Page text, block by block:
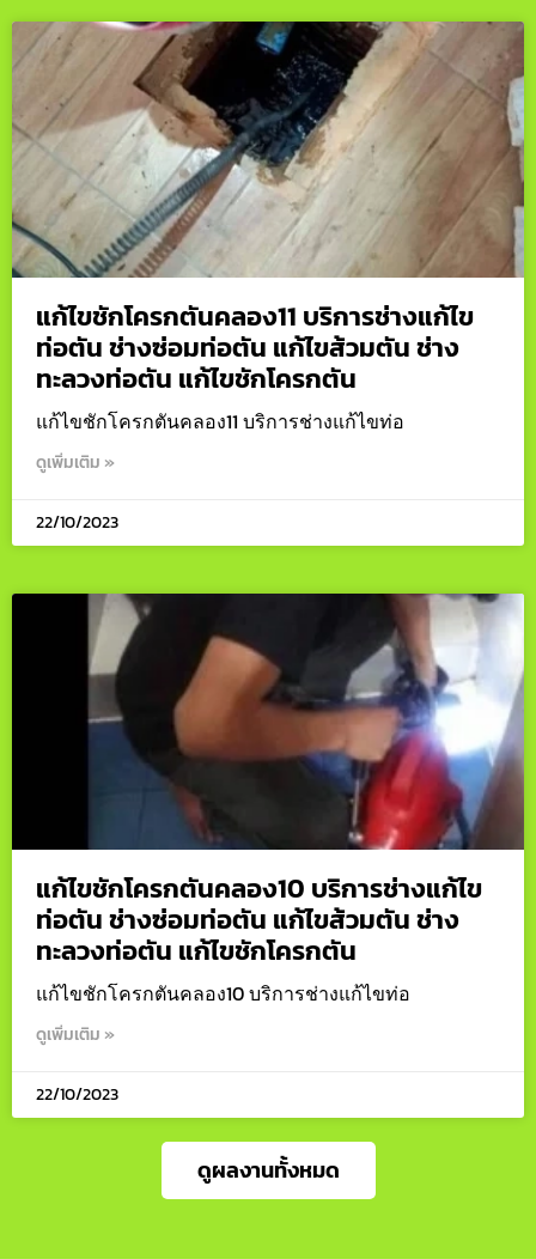
แก้ไขชักโครกตันคลอง11 บริการช่างแก้ไข
ท่อตัน ช่างซ่อมท่อตัน แก้ไขส้วมตัน ช่าง
ทะลวงท่อตัน แก้ไขชักโครกตัน
แก้ไขชักโครกตันคลอง11 บริการช่างแก้ไขท่อ
ดูเพิ่มเติม »
22/10/2023
แก้ไขชักโครกตันคลอง10 บริการช่างแก้ไข
ท่อตัน ช่างซ่อมท่อตัน แก้ไขส้วมตัน ช่าง
ทะลวงท่อตัน แก้ไขชักโครกตัน
แก้ไขชักโครกตันคลอง10 บริการช่างแก้ไขท่อ
ดูเพิ่มเติม »
22/10/2023
ดูผลงานทั้งหมด